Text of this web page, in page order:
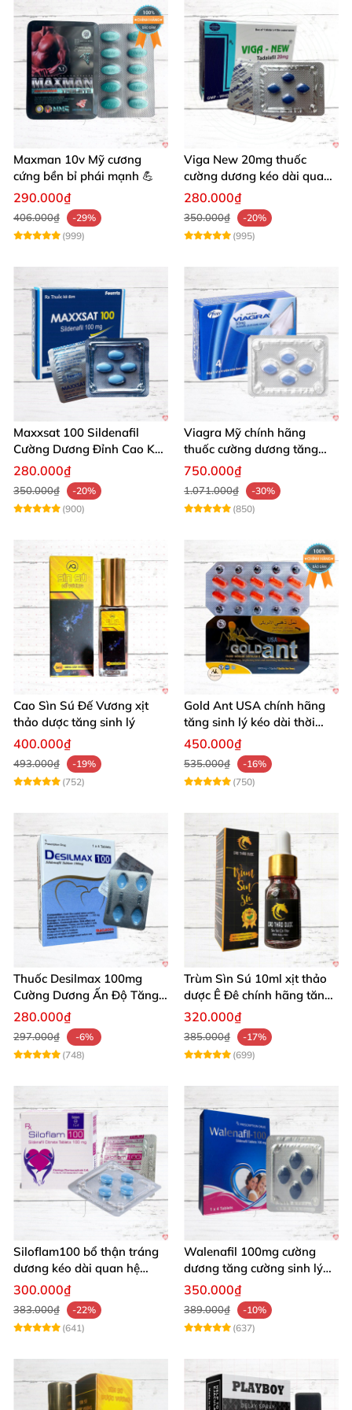
Maxman 10v Mỹ cương
cứng bền bỉ phái mạnh 💪
290.000₫
406.000₫
-29%
(999)
Viga New 20mg thuốc
cường dương kéo dài quan
hệ chống xuất tinh sớm
280.000₫
350.000₫
-20%
(995)
Maxxsat 100 Sildenafil
Cường Dương Đỉnh Cao Kéo
Dài Đêm Dài
280.000₫
350.000₫
-20%
(900)
Viagra Mỹ chính hãng
thuốc cường dương tăng
cường sinh lực nam giới
nhập khẩu
750.000₫
1.071.000₫
-30%
(850)
Cao Sìn Sú Đế Vương xịt
thảo dược tăng sinh lý
400.000₫
493.000₫
-19%
(752)
Gold Ant USA chính hãng
tăng sinh lý kéo dài thời
gian xuất tinh sớm
450.000₫
535.000₫
-16%
(750)
Thuốc Desilmax 100mg
Cường Dương Ấn Độ Tăng
Sinh Lý Tốt Nhất
280.000₫
297.000₫
-6%
(748)
Trùm Sìn Sú 10ml xịt thảo
dược Ê Đê chính hãng tăng
cường sinh lý
320.000₫
385.000₫
-17%
(699)
Siloflam100 bổ thận tráng
dương kéo dài quan hệ
mạnh mẽ nam
300.000₫
383.000₫
-22%
(641)
Walenafil 100mg cường
dương tăng cường sinh lý
kéo dài thời gian
350.000₫
389.000₫
-10%
(637)